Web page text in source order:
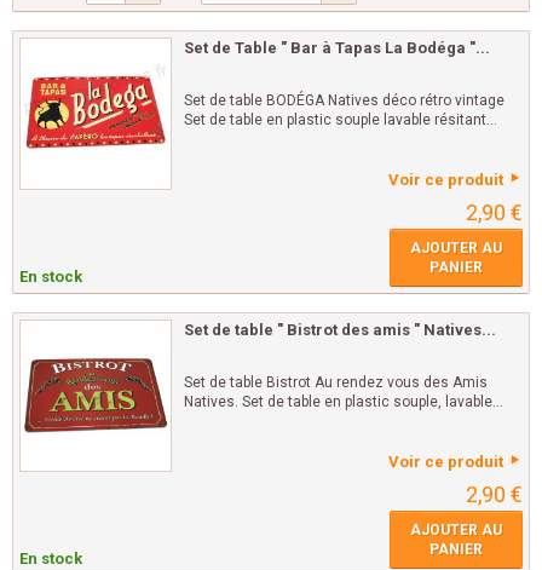
Set de Table " Bar à Tapas La Bodéga "...
Set de table BODÉGA Natives déco rétro vintage
Set de table en plastic souple lavable résitant...
Voir ce produit
2,90 €
En stock
AJOUTER AU
PANIER
Set de table " Bistrot des amis " Natives...
Set de table Bistrot Au rendez vous des Amis
Natives. Set de table en plastic souple, lavable...
Voir ce produit
2,90 €
En stock
AJOUTER AU
PANIER